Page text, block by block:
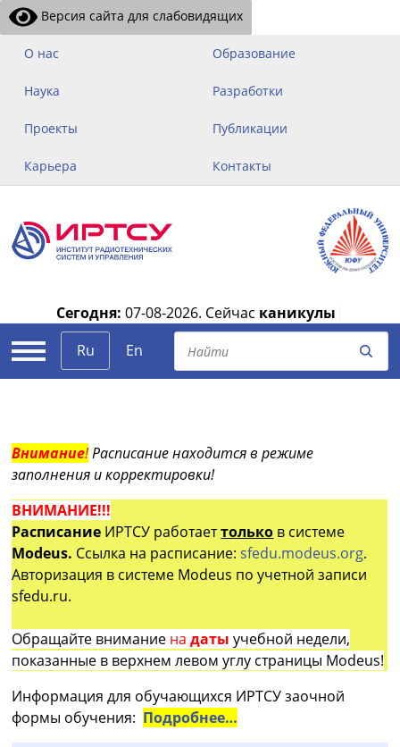
Версия сайта для слабовидящих
О нас Образование
Наука Разработки
Проекты Публикации
Карьера Контакты
Сегодня: 07-08-2026. Сейчас каникулы
Ru
En
Внимание!Расписание находится в режиме
заполнения и корректировки!
ВНИМАНИЕ!!!
Расписание ИРТСУ работаеттолько в системе
Modeus. Ссылка на расписание:sfedu.modeus.org.
Авторизация в системе Modeus по учетной записи
sfedu.ru.
Обращайте внимание на датыучебной недели,
показанные в верхнем левом углу страницы Modeus!
Информация для обучающихся ИРТСУ заочной
формы обучения: Подробнее…